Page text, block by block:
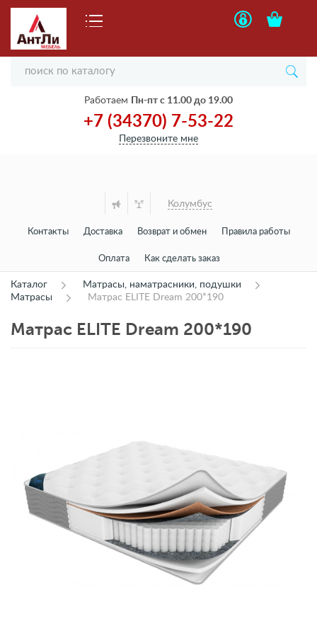
Работаем Пн-пт с 11.00 до 19.00
+7 (34370) 7-53-22
Перезвоните мне
Колумбус
Контакты Доставка Возврат и обмен Правила работы
Оплата Как сделать заказ
Каталог
Матрасы, наматрасники, подушки
Матрасы
Матрас ELITE Dream 200*190
Матрас ELITE Dream 200*190